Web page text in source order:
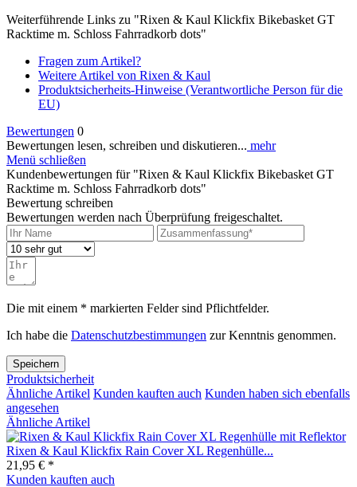
Weiterführende Links zu "Rixen & Kaul Klickfix Bikebasket GT
Racktime m. Schloss Fahrradkorb dots"
Fragen zum Artikel?
Weitere Artikel von Rixen & Kaul
Produktsicherheits-Hinweise (Verantwortliche Person für die
EU)
Bewertungen 0
Bewertungen lesen, schreiben und diskutieren... mehr
Menü schließen
Kundenbewertungen für "Rixen & Kaul Klickfix Bikebasket GT
Racktime m. Schloss Fahrradkorb dots"
Bewertung schreiben
Bewertungen werden nach Überprüfung freigeschaltet.
Die mit einem * markierten Felder sind Pflichtfelder.
Ich habe die Datenschutzbestimmungen zur Kenntnis genommen.
Speichern
Produktsicherheit
Ähnliche Artikel Kunden kauften auch Kunden haben sich ebenfalls
angesehen
Ähnliche Artikel
Rixen & Kaul Klickfix Rain Cover XL Regenhülle...
21,95 € *
Kunden kauften auch